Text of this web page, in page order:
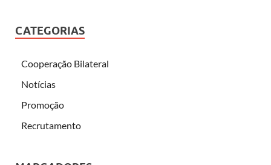
CATEGORIAS
Cooperação Bilateral
Notícias
Promoção
Recrutamento